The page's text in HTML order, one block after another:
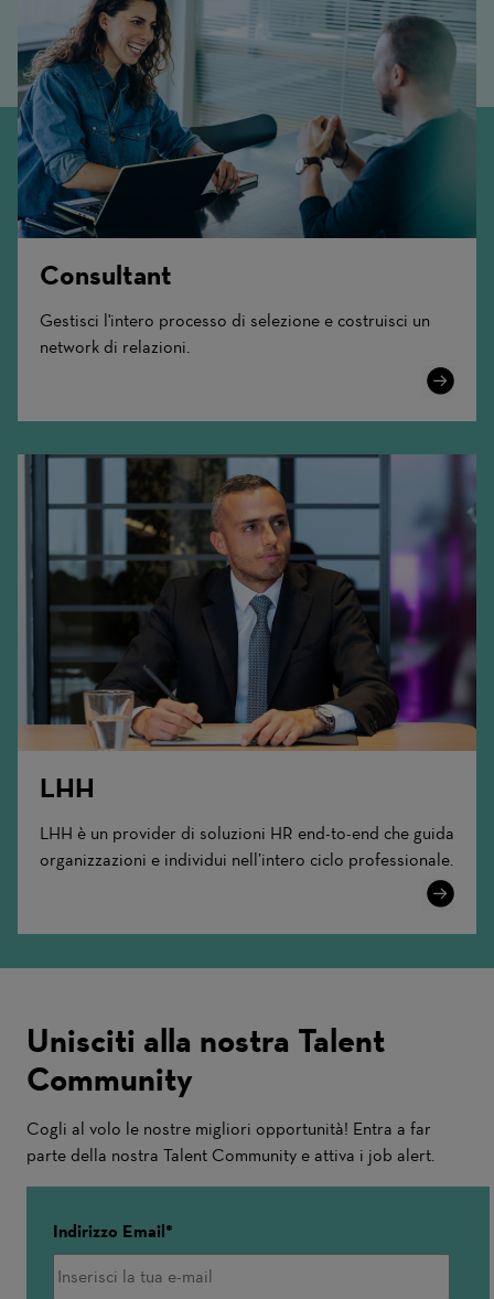
Consultant
Gestisci l'intero processo di selezione e costruisci un
network di relazioni.
Learn
LHH
LHH è un provider di soluzioni HR end-to-end che guida
organizzazioni e individui nell’intero ciclo professionale.
Learn
Unisciti alla nostra Talent
Community
Cogli al volo le nostre migliori opportunità! Entra a far
parte della nostra Talent Community e attiva i job alert.
Indirizzo Email